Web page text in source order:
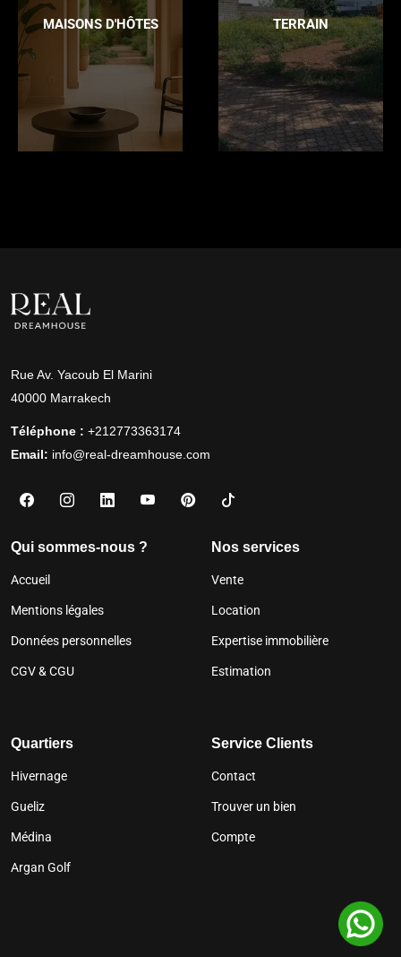
MAISONS D'HÔTES TERRAIN
Rue Av. Yacoub El Marini
40000 Marrakech
Téléphone : +212773363174
Email: info@real-dreamhouse.com
Qui sommes-nous ?
Accueil
Mentions légales
Données personnelles
CGV & CGU
Nos services
Vente
Location
Expertise immobilière
Estimation
Quartiers
Hivernage
Gueliz
Médina
Argan Golf
Service Clients
Contact
Trouver un bien
Compte